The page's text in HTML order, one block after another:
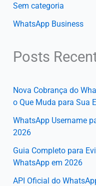
Sem categoria
WhatsApp Business
Posts
Nova Cobrança do
o Que Muda para Sua
WhatsApp Username
2026
Guia Completo para
WhatsApp em 2026
API Oficial do